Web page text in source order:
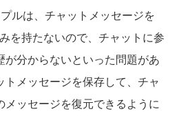
ルは、チャットメッセージを
を持たないので、チャットに参
が分からないといった問題があ
トメッセージを保存して、チャ
メッセージを復元できるように